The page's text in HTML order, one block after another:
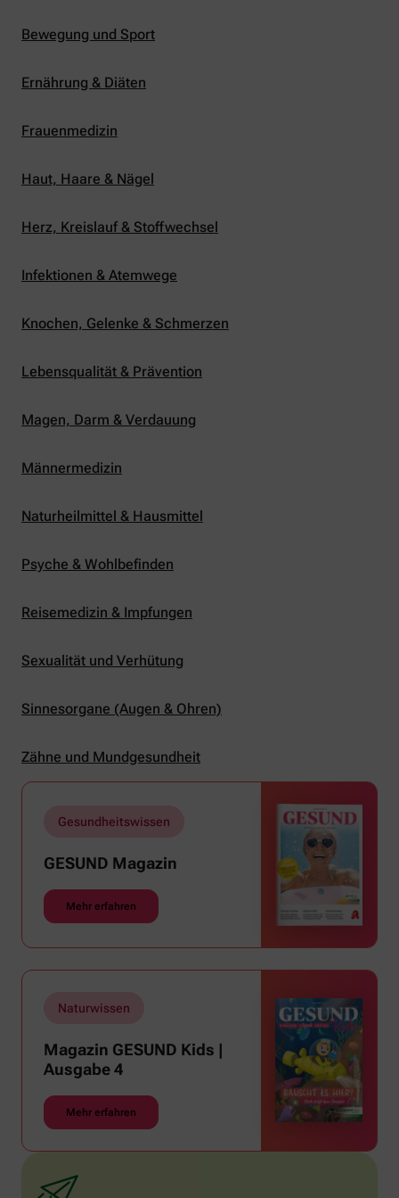
Bewegung und Sport
Ernährung & Diäten
Frauenmedizin
Haut, Haare & Nägel
Herz, Kreislauf & Stoffwechsel
Infektionen & Atemwege
Knochen, Gelenke & Schmerzen
Lebensqualität & Prävention
Magen, Darm & Verdauung
Männermedizin
Naturheilmittel & Hausmittel
Psyche & Wohlbefinden
Reisemedizin & Impfungen
Sexualität und Verhütung
Sinnesorgane (Augen & Ohren)
Zähne und Mundgesundheit
Gesundheitswissen
GESUND Magazin
Mehr erfahren
Naturwissen
Magazin GESUND Kids |
Ausgabe 4
Mehr erfahren